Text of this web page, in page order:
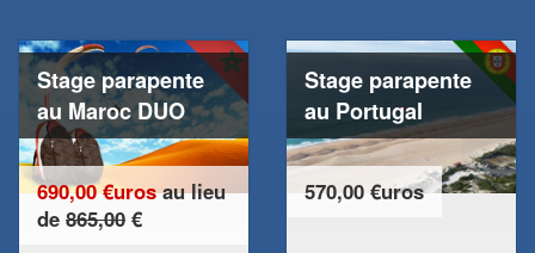
Stage parapente
au Maroc DUO
690,00 €urosau lieu
de 865,00 €
Stage parapente
au Portugal
570,00 €uros